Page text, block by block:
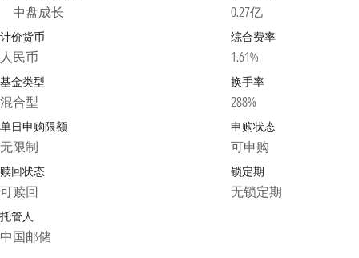
中盘成长 0.27亿
计价货币
人民币
综合费率
1.61%
基金类型
混合型
换手率
288%
单日申购限额
无限制
申购状态
可申购
赎回状态
可赎回
锁定期
无锁定期
托管人
中国邮储